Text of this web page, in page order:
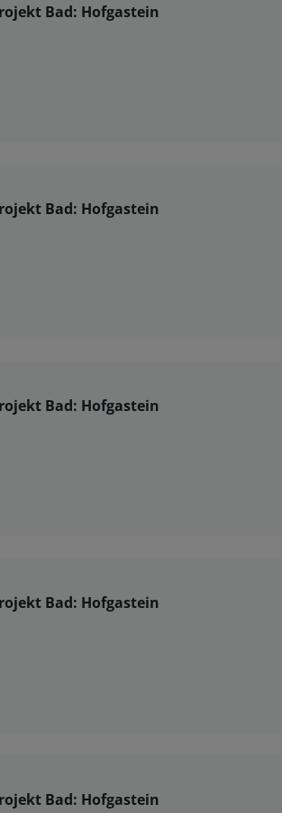
Bad: Hofgastein
Bad: Hofgastein
Bad: Hofgastein
Bad: Hofgastein
Bad: Hofgastein